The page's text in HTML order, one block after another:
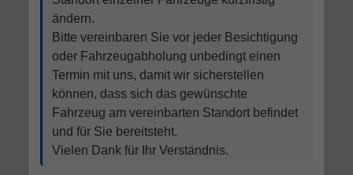
ändern.
Bitte vereinbaren Sie vor jeder Besichtigung
oder Fahrzeugabholung unbedingt einen
Termin mit uns, damit wir sicherstellen
können, dass sich das gewünschte
Fahrzeug am vereinbarten Standort befindet
und für Sie bereitsteht.
Vielen Dank für Ihr Verständnis.